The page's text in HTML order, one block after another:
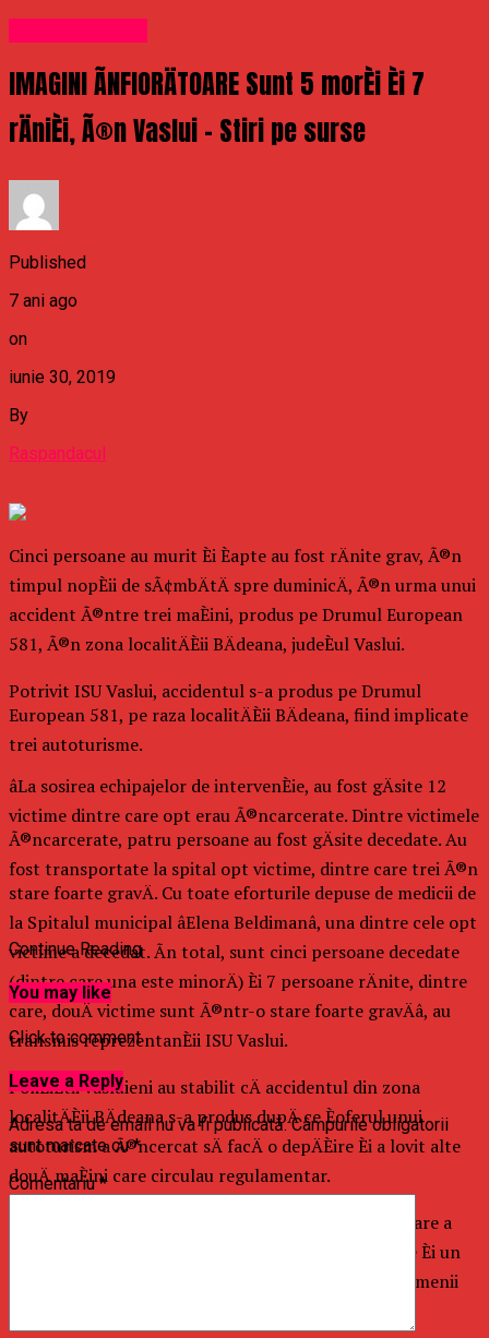
IMAGINI ÃNFIORÄTOARE Sunt 5 morÈi Èi 7
rÄniÈi, Ã®n Vaslui – Stiri pe surse
Published
7 ani ago
on
iunie 30, 2019
By
Raspandacul
Cinci persoane au murit Èi Èapte au fost rÄnite grav, Ã®n
timpul nopÈii de sÃ¢mbÄtÄ spre duminicÄ, Ã®n urma unui
accident Ã®ntre trei maÈini, produs pe Drumul European
581, Ã®n zona localitÄÈii BÄdeana, judeÈul Vaslui.
Potrivit ISU Vaslui, accidentul s-a produs pe Drumul
European 581, pe raza localitÄÈii BÄdeana, fiind implicate
trei autoturisme.
âLa sosirea echipajelor de intervenÈie, au fost gÄsite 12
victime dintre care opt erau Ã®ncarcerate. Dintre victimele
Ã®ncarcerate, patru persoane au fost gÄsite decedate. Au
fost transportate la spital opt victime, dintre care trei Ã®n
stare foarte gravÄ. Cu toate eforturile depuse de medicii de
la Spitalul municipal âElena Beldimanâ, una dintre cele opt
victime a decedat. Ãn total, sunt cinci persoane decedate
(dintre care una este minorÄ) Èi 7 persoane rÄnite, dintre
care, douÄ victime sunt Ã®ntr-o stare foarte gravÄâ, au
transmis reprezentanÈii ISU Vaslui.
PoliÈiÈtii vasluieni au stabilit cÄ accidentul din zona
localitÄÈii BÄdeana s-a produs dupÄ ce Èoferul unui
autoturism a Ã®ncercat sÄ facÄ o depÄÈire Èi a lovit alte
douÄ maÈini care circulau regulamentar.
Patru dintre persoanele care se aflau Ã®n maÈina care a
intrat Ã®n depÄÈire Èi-au pierdut viaÈa, Ã®ntre ele Èi un
copil. Vehiculul era Ã®nmatriculat Ã®n BacÄu Èi oamenii
Continue Reading
You may like
Click to comment
Leave a Reply
Adresa ta de email nu va fi publicată. Câmpurile obligatorii
sunt marcate cu*
Comentariu*